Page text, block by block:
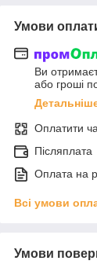
Умови
Ви
або гроші
Оплатити
Післяплата
Оплата на
Всі умови
Умови